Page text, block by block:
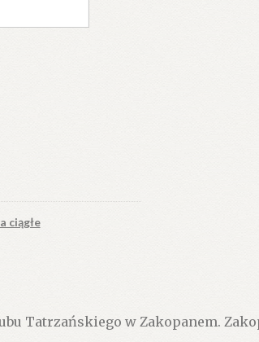
ciągłe
Tatrzańskiego w Zakopanem.